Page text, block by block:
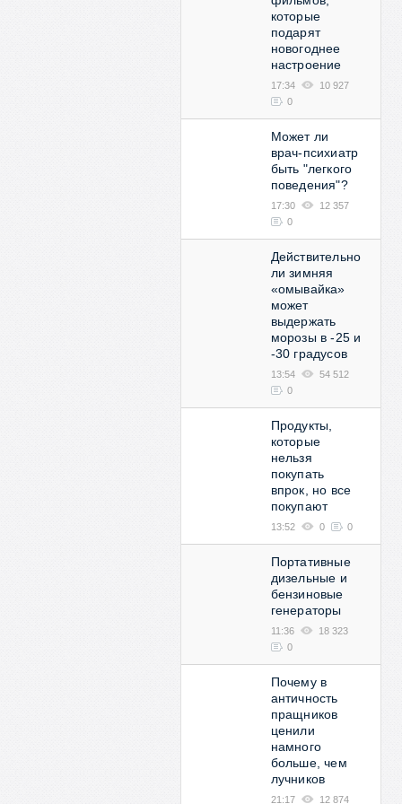
которые
подарят
новогоднее
настроение
17:34
10 927
0
Может ли
врач-психиатр
быть "легкого
поведения"?
17:30
12 357
0
Действительно
ли зимняя
«омывайка»
может
выдержать
морозы в -25 и
-30 градусов
13:54
54 512
0
Продукты,
которые
нельзя
покупать
впрок, но все
покупают
13:52 0 0
Портативные
дизельные и
бензиновые
генераторы
11:36
18 323
0
Почему в
античность
пращников
ценили
намного
больше, чем
лучников
21:17 12 874